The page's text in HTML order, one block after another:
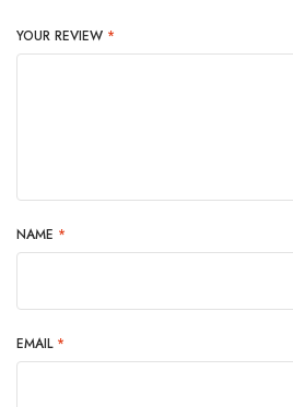
YOUR REVIEW *
NAME *
EMAIL *